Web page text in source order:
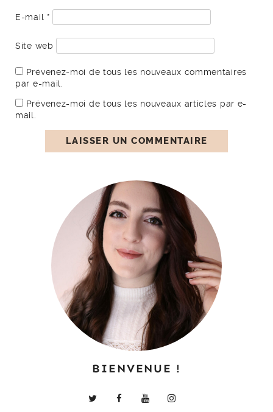
E-mail *
Site web
Prévenez-moi de tous les nouveaux commentaires
par e-mail.
Prévenez-moi de tous les nouveaux articles par e-
mail.
BIENVENUE !